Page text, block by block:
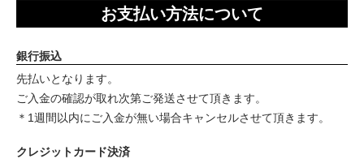
お支払い方法について
銀行振込
先払いとなります。
ご入金の確認が取れ次第ご発送させて頂きます。
＊1週間以内にご入金が無い場合キャンセルさせて頂きます。
クレジットカード決済